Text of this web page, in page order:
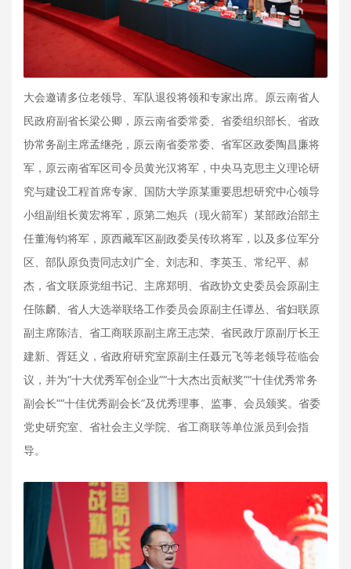
大会邀请多位老领导、军队退役将领和专家出席。原云南省人
民政府副省长梁公卿，原云南省委常委、省委组织部长、省政
协常务副主席孟继尧，原云南省委常委、省军区政委陶昌廉将
军，原云南省军区司令员黄光汉将军，中央马克思主义理论研
究与建设工程首席专家、国防大学原某重要思想研究中心领导
小组副组长黄宏将军，原第二炮兵（现火箭军）某部政治部主
任董海钧将军，原西藏军区副政委吴传玖将军，以及多位军分
区、部队原负责同志刘广全、刘志和、李英玉、常纪平、郝
杰，省文联原党组书记、主席郑明、省政协文史委员会原副主
任陈麟、省人大选举联络工作委员会原副主任谭丛、省妇联原
副主席陈洁、省工商联原副主席王志荣、省民政厅原副厅长王
建新、胥廷义，省政府研究室原副主任聂元飞等老领导莅临会
议，并为“十大优秀军创企业”“十大杰出贡献奖”“十佳优秀常务
副会长”“十佳优秀副会长”及优秀理事、监事、会员颁奖。省委
党史研究室、省社会主义学院、省工商联等单位派员到会指
导。